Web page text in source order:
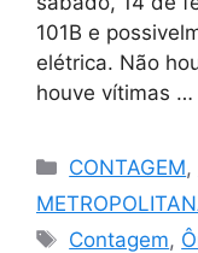
101B e
elétrica. Não
houve vítimas …
Categorias
CONTAGEM,
Tags
Contagem,